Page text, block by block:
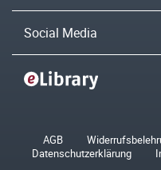
Social Media
AGB
Datenschutzerklärung